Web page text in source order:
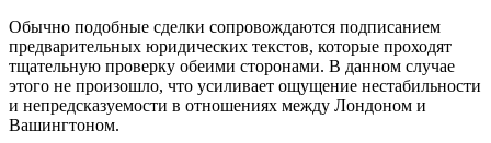
Обычно подобные сделки сопровождаются подписанием
предварительных юридических текстов, которые проходят
тщательную проверку обеими сторонами. В данном случае
этого не произошло, что усиливает ощущение нестабильности
и непредсказуемости в отношениях между Лондоном и
Вашингтоном.